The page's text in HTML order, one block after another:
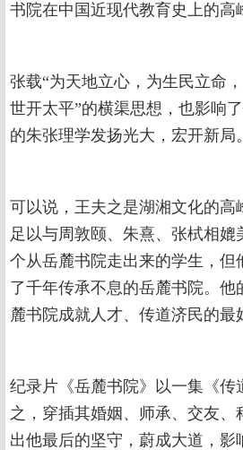
书院在中国近现代教育史上的高
张载“为天地立心，为生民立命
世开太平”的横渠思想，也影响
的朱张理学发扬光大，宏开新局。
可以说，王夫之是湖湘文化的高
足以与周敦颐、朱熹、张栻相媲
个从岳麓书院走出来的学生，但
了千年传承不息的岳麓书院。他
麓书院成就人才、传道济民的最
纪录片《岳麓书院》以一集《传
之，穿插其婚姻、师承、交友、
出他最后的坚守，蔚成大道，影